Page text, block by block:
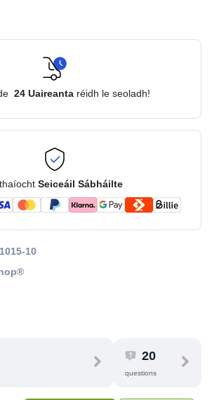
24 Uaireanta réidh le seoladh!
Seiceáil Sábháilte
10
20
questions